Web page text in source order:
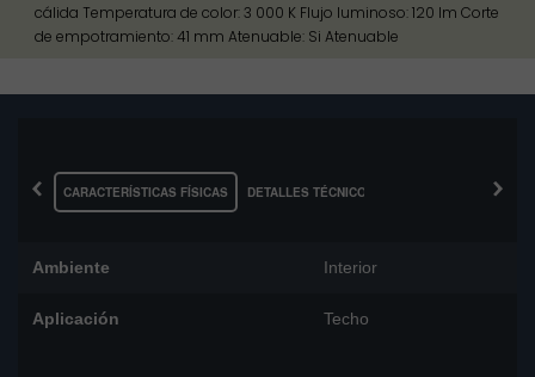
cálida Temperatura de color: 3 000 K Flujo luminoso: 120 lm Corte
de empotramiento: 41 mm Atenuable: Si Atenuable
‹ CARACTERÍSTICAS FÍSICAS DETALLES TÉCNICOS ›
Ambiente Interior
Aplicación Techo